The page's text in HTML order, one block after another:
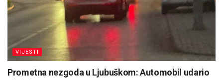
VIJESTI
Prometna nezgoda u Ljubuškom: Automobil udario